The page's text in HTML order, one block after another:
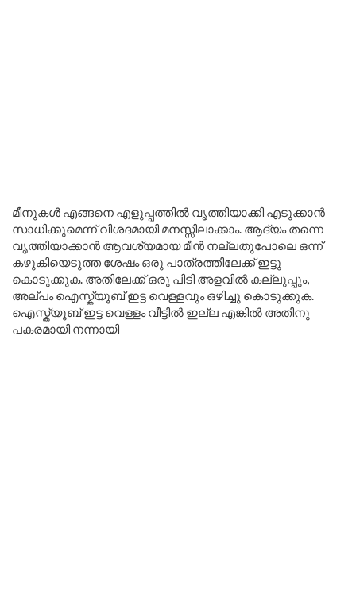
മീനുകൾ എങ്ങനെ എളുപ്പത്തിൽ വൃത്തിയാക്കി എടുക്കാൻ
സാധിക്കുമെന്ന് വിശദമായി മനസ്സിലാക്കാം. ആദ്യം തന്നെ
വൃത്തിയാക്കാൻ ആവശ്യമായ മീൻ നല്ലതുപോലെ ഒന്ന്
കഴുകിയെടുത്ത ശേഷം ഒരു പാത്രത്തിലേക്ക് ഇട്ടു
കൊടുക്കുക. അതിലേക്ക് ഒരു പിടി അളവിൽ കല്ലുപ്പും,
അല്പം ഐസ്ക്യൂബ് ഇട്ട വെള്ളവും ഒഴിച്ചു കൊടുക്കുക.
ഐസ്ക്യൂബ് ഇട്ട വെള്ളം വീട്ടിൽ ഇല്ല എങ്കിൽ അതിനു
പകരമായി നന്നായി